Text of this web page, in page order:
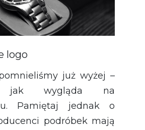
logo
już wyżej –
jak wygląda na
Pamiętaj jednak o
podróbek mają